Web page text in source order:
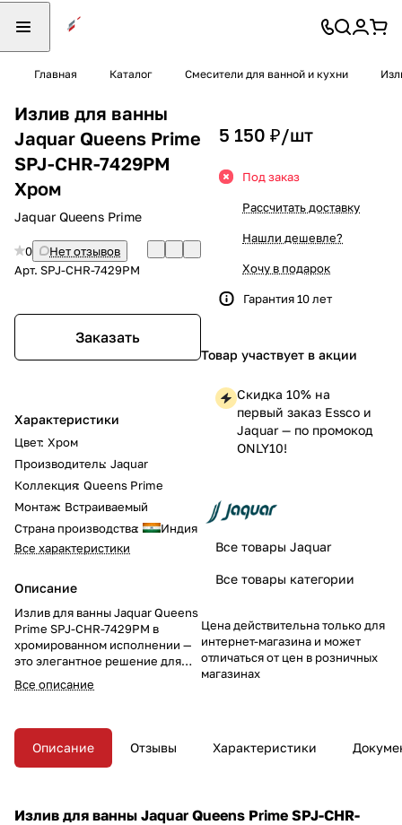
Главная Каталог Смесители для ванной и кухни
Излив для ванны
Jaquar Queens Prime
SPJ-CHR-7429PM
Хром
Jaquar Queens Prime
0
Нет отзывов
Арт. SPJ-CHR-7429PM
Заказать
Характеристики
Цвет: Хром
Производитель: Jaquar
Коллекция: Queens Prime
Монтаж: Встраиваемый
Страна производства:
Индия
Все характеристики
Описание
Излив для ванны Jaquar Queens
Prime SPJ-CHR-7429PM в
хромированном исполнении —
это элегантное решение для
вашего интерьера ванной
комнаты. С хромированным
фланцем, этот излив добавит
стиль и функциональность
вашему пространству.
Все описание
5 150 ₽/шт
Под заказ
Рассчитать доставку
Нашли дешевле?
Хочу в подарок
Гарантия 10 лет
Товар участвует в акции
Скидка 10% на
первый заказ Essco и
Jaquar — по промокод
ONLY10!
Все товары Jaquar
Все товары категории
Цена действительна только для
интернет-магазина и может
отличаться от цен в розничных
магазинах
Описание Отзывы Характеристики
Излив для ванны Jaquar Queens Prime SPJ-CHR-